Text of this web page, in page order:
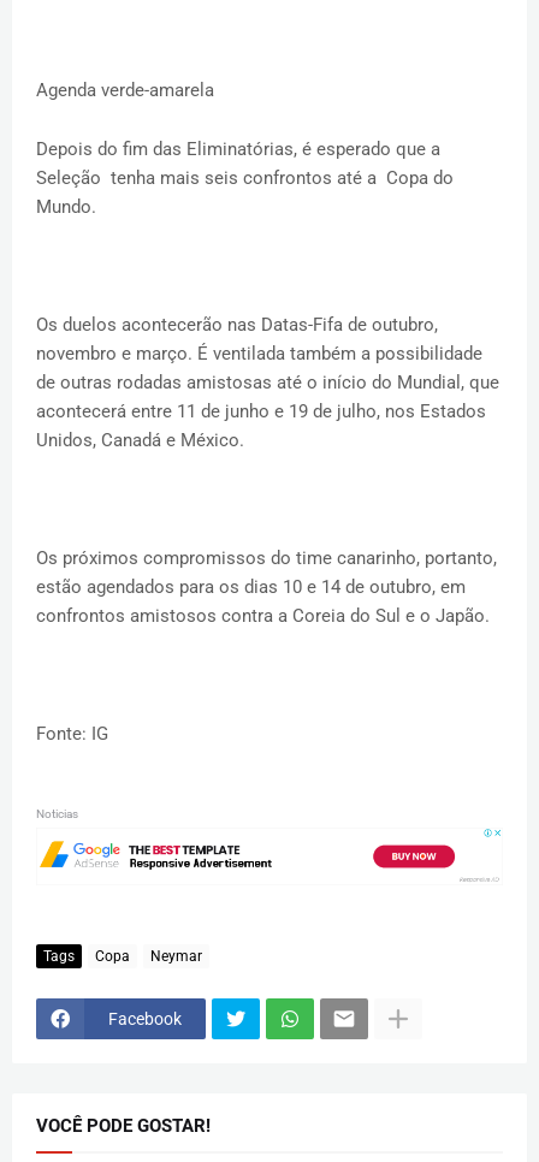
Agenda verde-amarela
Depois do fim das Eliminatórias, é esperado que a
Seleção tenha mais seis confrontos até a Copa do
Mundo.
Os duelos acontecerão nas Datas-Fifa de outubro,
novembro e março. É ventilada também a possibilidade
de outras rodadas amistosas até o início do Mundial, que
acontecerá entre 11 de junho e 19 de julho, nos Estados
Unidos, Canadá e México.
Os próximos compromissos do time canarinho, portanto,
estão agendados para os dias 10 e 14 de outubro, em
confrontos amistosos contra a Coreia do Sul e o Japão.
Fonte: IG
Noticias
Tags Copa Neymar
Facebook
VOCÊ PODE GOSTAR!